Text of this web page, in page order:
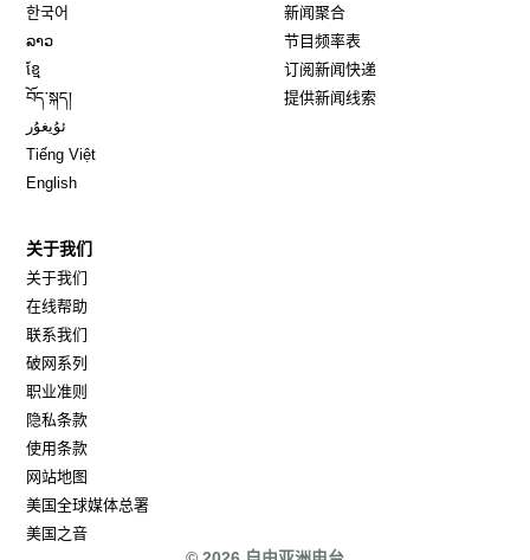
한국어
ລາວ
ខ្មែ
བོད་སྐད།
ئۇيغۇر
Tiếng Việt
English
新闻聚合
节目频率表
订阅新闻快递
提供新闻线索
关于我们
关于我们
在线帮助
联系我们
破网系列
职业准则
隐私条款
使用条款
网站地图
美国全球媒体总署
美国之音